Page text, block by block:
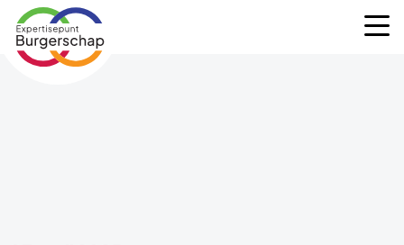
Expertisepunt
Burgerschap